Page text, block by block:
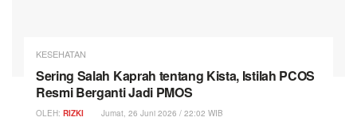
KESEHATAN
Sering Salah Kaprah tentang Kista, Istilah PCOS
Resmi Berganti Jadi PMOS
OLEH: RIZKI Jumat, 26 Juni 2026 / 22:02 WIB